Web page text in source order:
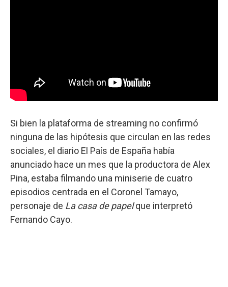
Si bien la plataforma de streaming no confirmó
ninguna de las hipótesis que circulan en las redes
sociales, el diario El País de España había
anunciado hace un mes que la productora de Alex
Pina, estaba filmando una miniserie de cuatro
episodios centrada en el Coronel Tamayo,
personaje de La casa de papelque interpretó
Fernando Cayo.